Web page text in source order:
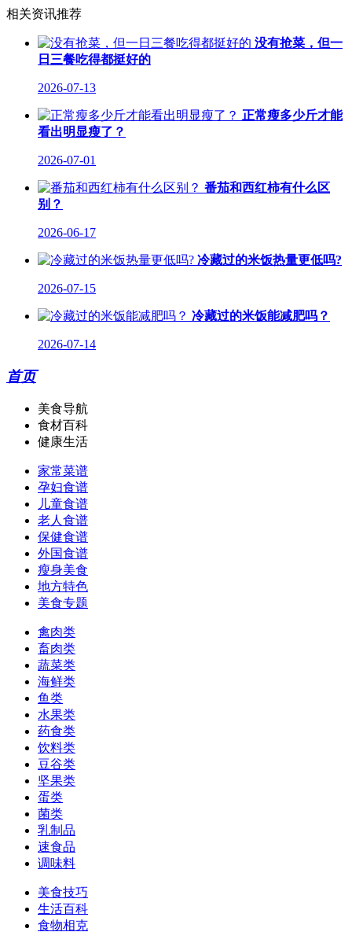
相关资讯推荐
没有抢菜，但一
日三餐吃得都挺好的
2026-07-13
正常瘦多少斤才能
看出明显瘦了？
2026-07-01
番茄和西红柿有什么区
别？
2026-06-17
冷藏过的米饭热量更低吗?
2026-07-15
冷藏过的米饭能减肥吗？
2026-07-14
首页
美食导航
食材百科
健康生活
家常菜谱
孕妇食谱
儿童食谱
老人食谱
保健食谱
外国食谱
瘦身美食
地方特色
美食专题
禽肉类
畜肉类
蔬菜类
海鲜类
鱼类
水果类
药食类
饮料类
豆谷类
坚果类
蛋类
菌类
乳制品
速食品
调味料
美食技巧
生活百科
食物相克